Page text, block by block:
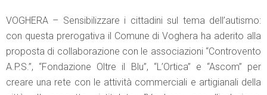
VOGHERA – Sensibilizzare i cittadini sul tema dell’autismo:
con questa prerogativa il Comune di Voghera ha aderito alla
proposta di collaborazione con le associazioni “Controvento
A.P.S.”, “Fondazione Oltre il Blu”, “L’Ortica” e “Ascom” per
creare una rete con le attività commerciali e artigianali della